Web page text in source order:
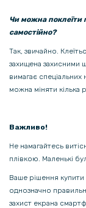
захисною шторкою
Чи можна поклеїти
самостійно?
Так, звичайно.
захищена захисними
вимагає
можна міняти кілька
Важливо!
Не намагайтесь
плівкою. Маленькі
Ваше рішення купити
однозначно
захист екрана